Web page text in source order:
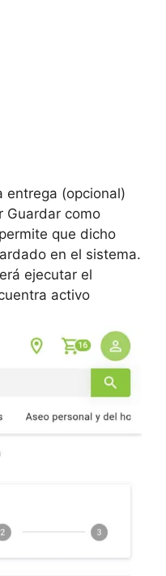
entrega (opcional)
Guardar como
que dicho
en el sistema.
ejecutar el
activo